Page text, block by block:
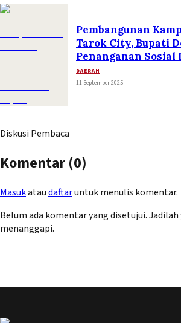
Pembangunan
Tarok City, Bupati
Penanganan Sosial
DAERAH
11 September 2025
Diskusi Pembaca
Komentar (0)
Masukataudaftaruntuk menulis komentar.
Belum ada komentar yang disetujui.
menanggapi.